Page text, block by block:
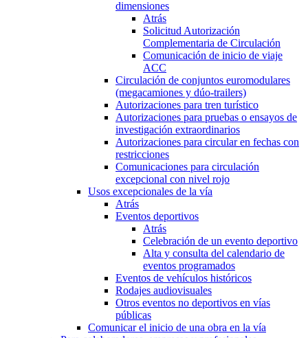
dimensiones
Atrás
Solicitud Autorización
Complementaria de Circulación
Comunicación de inicio de viaje
ACC
Circulación de conjuntos euromodulares
(megacamiones y dúo-trailers)
Autorizaciones para tren turístico
Autorizaciones para pruebas o ensayos de
investigación extraordinarios
Autorizaciones para circular en fechas con
restricciones
Comunicaciones para circulación
excepcional con nivel rojo
Usos excepcionales de la vía
Atrás
Eventos deportivos
Atrás
Celebración de un evento deportivo
Alta y consulta del calendario de
eventos programados
Eventos de vehículos históricos
Rodajes audiovisuales
Otros eventos no deportivos en vías
públicas
Comunicar el inicio de una obra en la vía